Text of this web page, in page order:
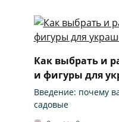
Как выбрать и
и фигуры для
Введение: почему
садовые